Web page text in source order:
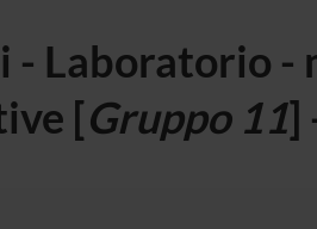
- Laboratorio
[Gruppo 11]